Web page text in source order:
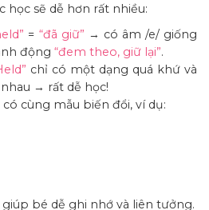
học sẽ dễ hơn rất nhiều:
= “đã giữ” → có âm /e/ giống
động “đem theo, giữ lại”.
chỉ có một dạng quá khứ và
→ rất dễ học!
cùng mẫu biến đổi, ví dụ:
giúp bé dễ ghi nhớ và liên tưởng.